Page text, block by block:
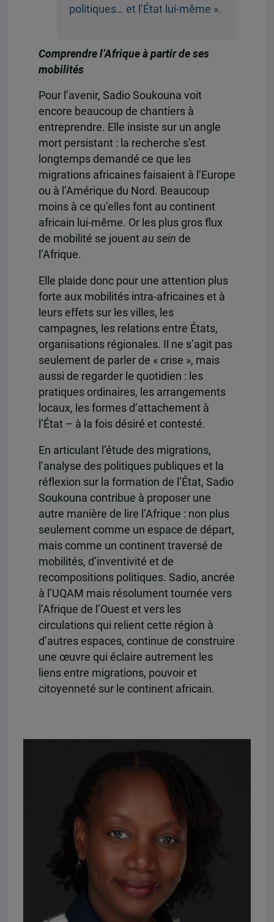
politiques… et l’État lui-même ».
Comprendre l’Afrique à partir de ses
mobilités
Pour l’avenir, Sadio Soukouna voit
encore beaucoup de chantiers à
entreprendre. Elle insiste sur un angle
mort persistant : la recherche s’est
longtemps demandé ce que les
migrations africaines faisaient à l’Europe
ou à l’Amérique du Nord. Beaucoup
moins à ce qu’elles font au continent
africain lui-même. Or les plus gros flux
de mobilité se jouent au sein de
l’Afrique.
Elle plaide donc pour une attention plus
forte aux mobilités intra-africaines et à
leurs effets sur les villes, les
campagnes, les relations entre États,
organisations régionales. Il ne s’agit pas
seulement de parler de « crise », mais
aussi de regarder le quotidien : les
pratiques ordinaires, les arrangements
locaux, les formes d’attachement à
l’État – à la fois désiré et contesté.
En articulant l’étude des migrations,
l’analyse des politiques publiques et la
réflexion sur la formation de l’État, Sadio
Soukouna contribue à proposer une
autre manière de lire l’Afrique : non plus
seulement comme un espace de départ,
mais comme un continent traversé de
mobilités, d’inventivité et de
recompositions politiques. Sadio, ancrée
à l’UQAM mais résolument tournée vers
l’Afrique de l’Ouest et vers les
circulations qui relient cette région à
d’autres espaces, continue de construire
une œuvre qui éclaire autrement les
liens entre migrations, pouvoir et
citoyenneté sur le continent africain.